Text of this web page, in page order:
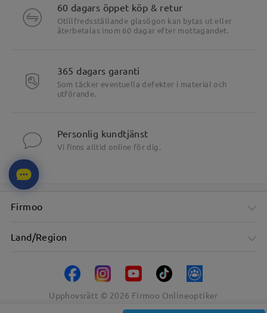
60 dagars öppet köp & retur
Otillfredsställande glasögon kan bytas ut eller
återbetalas inom 60 dagar efter mottagandet.
365 dagars garanti
Som täcker eventuella defekter i material och
utförande.
Personlig kundtjänst
Vi finns alltid online för dig.
Firmoo
Land/Region
Upphovsrätt © 2026 Firmoo Onlineoptiker